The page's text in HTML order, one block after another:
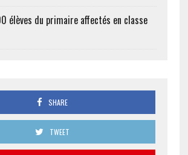
élèves du primaire affectés en classe
SHARE
TWEET